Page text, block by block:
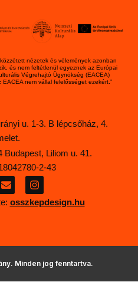
nézetek és vélemények azonban
és nem feltétlenül egyeznek az Európai
Végrehajtó Ügynökség (EACEA)
nem vállal felelősséget ezekért.”
u. 1-3. B lépcsőház, 4.
Budapest, Liliom u. 41.
2-43
E
n
v
I
n
s
m
osszkepdesign.hu
Minden jog fenntartva.